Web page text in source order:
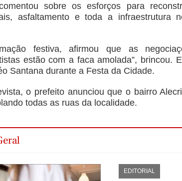
sobre os esforços para
asfaltamento e toda a infraestrutura
festiva, afirmou que as
estão com a faca amolada”, brincou.
Santana durante a Festa da Cidade.
o prefeito anunciou que o bairro
todas as ruas da localidade.
EDITORIAL